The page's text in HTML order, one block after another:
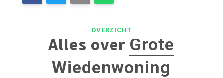
OVERZICHT
Alles over Grote
Wiedenwoning